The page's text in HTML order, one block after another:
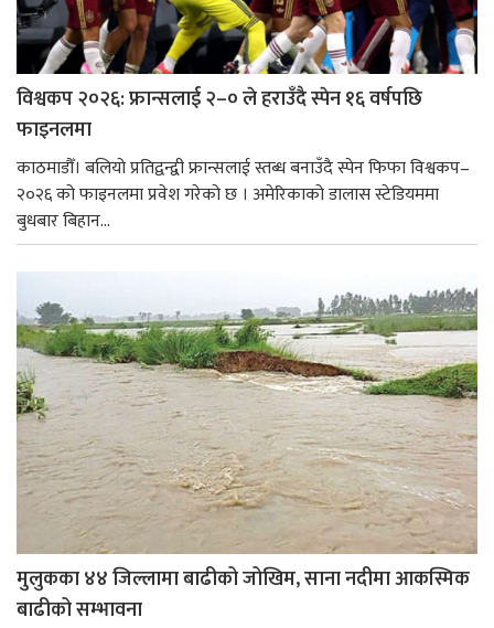
विश्वकप २०२६: फ्रान्सलाई २–० ले हराउँदै स्पेन १६ वर्षपछि
फाइनलमा
काठमाडौँ। बलियो प्रतिद्वन्द्वी फ्रान्सलाई स्तब्ध बनाउँदै स्पेन फिफा विश्वकप–
२०२६ को फाइनलमा प्रवेश गरेको छ । अमेरिकाको डालास स्टेडियममा
बुधबार बिहान...
मुलुकका ४४ जिल्लामा बाढीको जोखिम, साना नदीमा आकस्मिक
बाढीको सम्भावना